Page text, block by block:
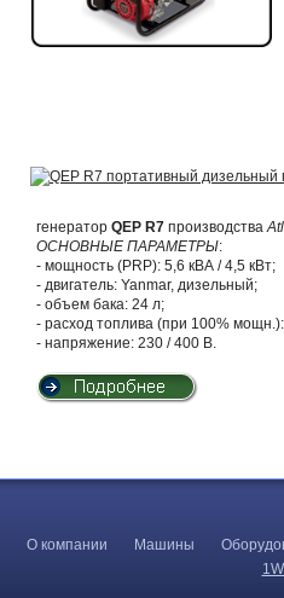
генератор QEP R7 производства
ОСНОВНЫЕ ПАРАМЕТРЫ:
- мощность (PRP): 5,6 кВА / 4,5 кВт;
- двигатель: Yanmar, дизельный;
- объем бака: 24 л;
- расход топлива (при 100%
- напряжение: 230 / 400 В.
О компании Машины